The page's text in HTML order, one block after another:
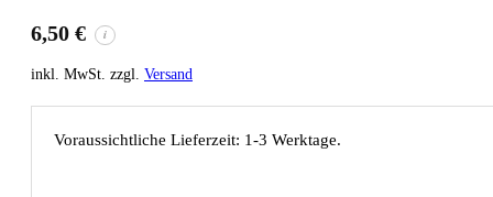
6,50 € i
inkl. MwSt. zzgl. Versand
Voraussichtliche Lieferzeit: 1-3 Werktage.